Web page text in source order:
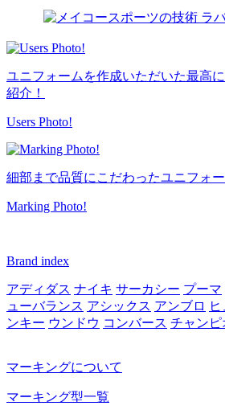
ユニフォームを作成いただいた最高
紹介！
Users Photo!
細部まで品質にこだわったユニフォ
Marking Photo!
Brand index
アディダス ナイキ サーカシー プーマ
ューバランス アシックス アンブロ
ンキー ウンドウ コンバース チャンピ
マーキングについて
マーキング型一覧